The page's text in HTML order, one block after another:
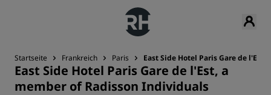
Startseite Frankreich Paris East Side Hotel Paris Gare de
East Side Hotel Paris Gare de l'Est, a
member of Radisson Individuals